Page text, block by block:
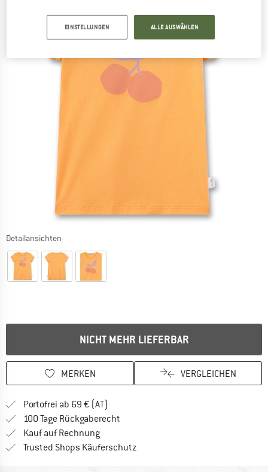
Detailansichten
NICHT MEHR LIEFERBAR
MERKEN VERGLEICHEN
Portofrei ab 69 € (AT)
100 Tage Rückgaberecht
Kauf auf RechnungFinde die Zahlungs-Infos hier! Öffnet
Trusted Shops Käuferschutz
EINSTELLUNGEN ALLE AUSWÄHLEN